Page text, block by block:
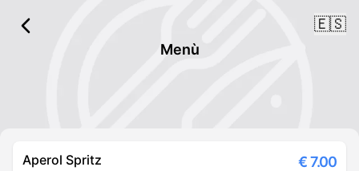
🇪🇸
Menù
Aperol Spritz €7.00